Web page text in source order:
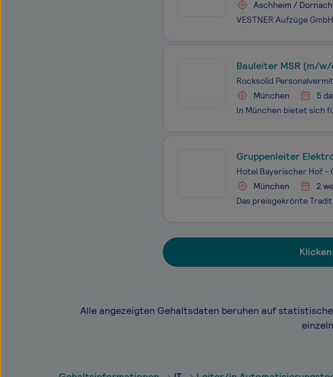
Aschheim /
Bauleiter MSR (m/w/
Rocksolid
München
5
Gruppenleiter
Hotel Bayerischer Hof -
München
2
Alle angezeigten Gehaltsdaten beruhen auf